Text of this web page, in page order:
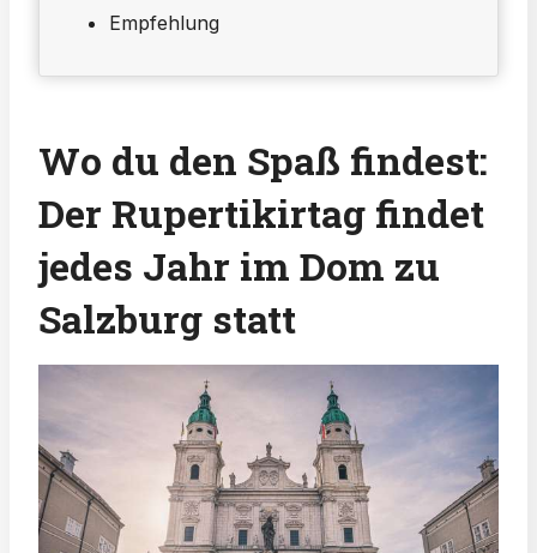
Empfehlung
Wo du den Spaß findest:
Der Rupertikirtag findet
jedes Jahr im Dom zu
Salzburg statt